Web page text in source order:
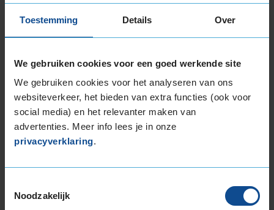
Toestemming Details Over
We gebruiken cookies voor een goed werkende site
We gebruiken cookies voor het analyseren van ons
websiteverkeer, het bieden van extra functies (ook voor
social media) en het relevanter maken van
advertenties. Meer info lees je in onze
privacyverklaring.
Noodzakelijk
215/60R17 100H EXTRALOAD
215/60R17 100H EXTRALOAD
215/65R17 103V EXTRALOAD
215/65R17 99V
215/65R17 99V EXTRALOAD
225/45R17 94W EXTRALOAD
225/50R17 98W EXTRALOAD
225/55R17 101W EXTRALOAD